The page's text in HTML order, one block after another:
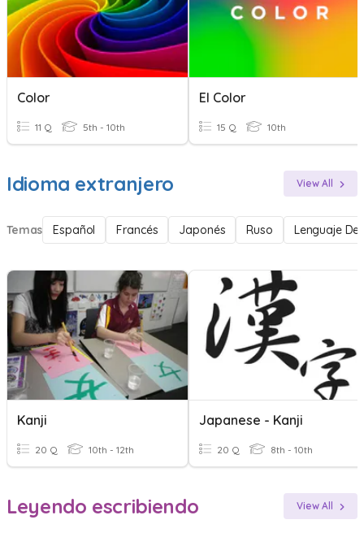
Color
11 Q 5th - 10th
El Color
15 Q 10th
Idioma extranjero View All
Temas Español Francés Japonés Ruso Lenguaje De
Kanji
20 Q 10th - 12th
Japanese - Kanji
20 Q 8th - 10th
Leyendo escribiendo View All